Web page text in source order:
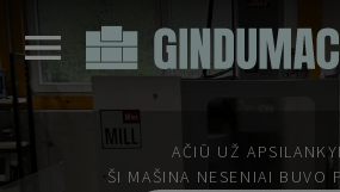
AČIŪ UŽ
ŠI MAŠINA NESENIAI BUVO